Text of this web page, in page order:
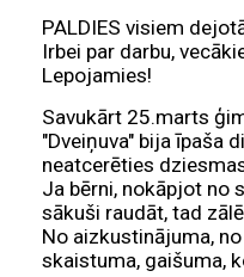
PALDIES visiem
Irbei par darbu,
Lepojamies!
Savukārt 25.marts
"Dveiņuva" bija īpaša
neatcerēties
Ja bērni, nokāpjot no
sākuši raudāt, tad
No aizkustinājuma,
skaistuma, gaišuma,